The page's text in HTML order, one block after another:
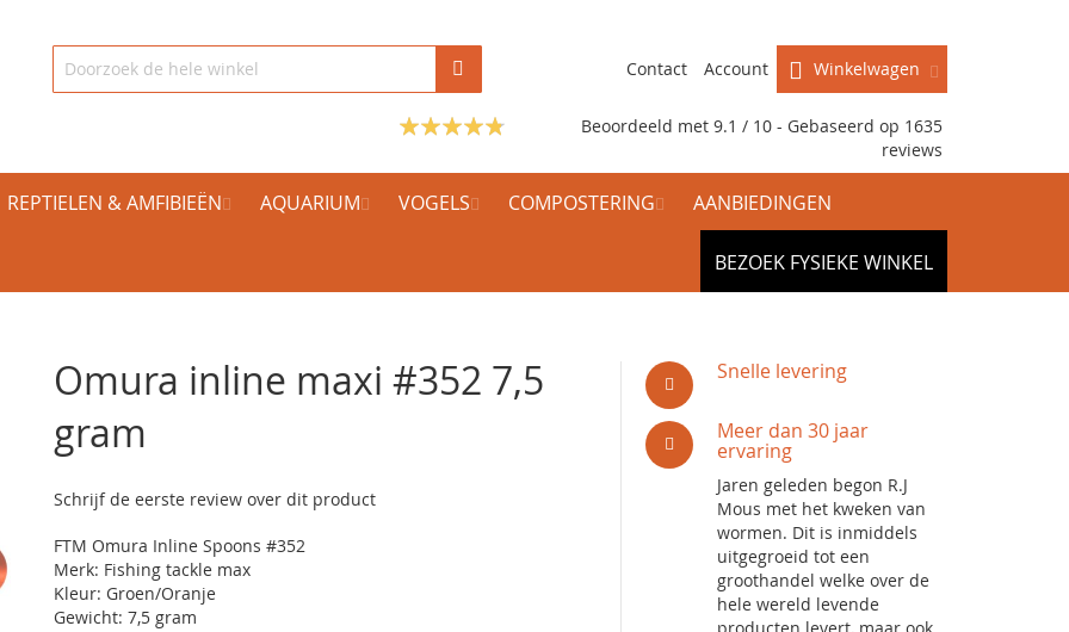
Winkelwagen
Contact Account
Beoordeeld met 9.1 / 10 - Gebaseerd op 1635
reviews
REPTIELEN & AMFIBIEËN AQUARIUM VOGELS COMPOSTERING AANBIEDINGEN
BEZOEK FYSIEKE WINKEL
Omura inline maxi #352 7,5
gram
Schrijf de eerste review over dit product
FTM Omura Inline Spoons #352
Merk: Fishing tackle max
Kleur: Groen/Oranje
Gewicht: 7,5 gram
Snelle levering
Meer dan 30 jaar
ervaring
Jaren geleden begon R.J
Mous met het kweken van
wormen. Dit is inmiddels
uitgegroeid tot een
groothandel welke over de
hele wereld levende